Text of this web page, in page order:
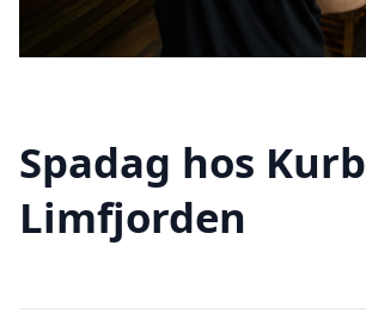
Spadag hos
Limfjorden